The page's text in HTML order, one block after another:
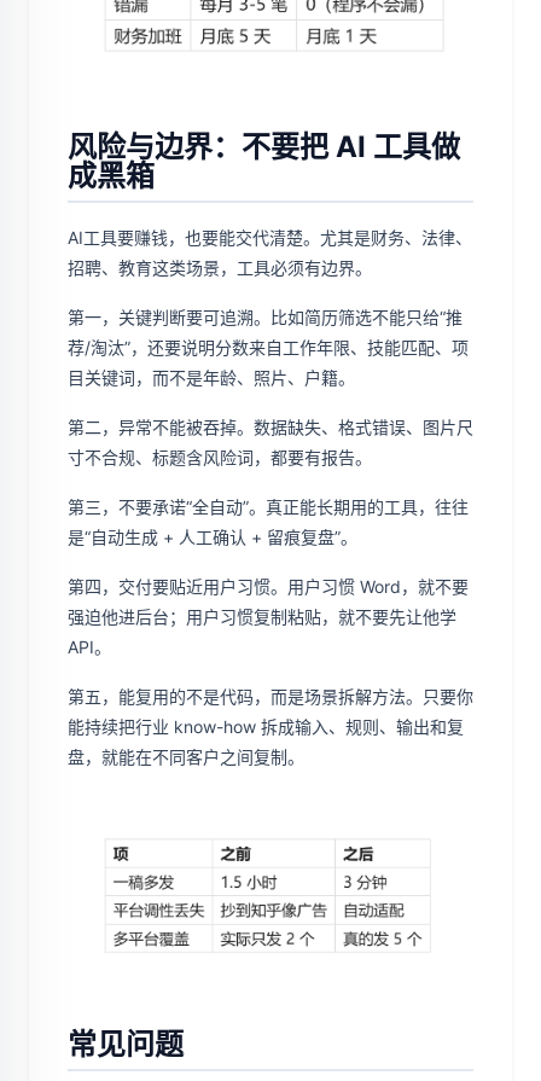
风险与边界：不要把 AI 工具做
成黑箱
AI工具要赚钱，也要能交代清楚。尤其是财务、法律、
招聘、教育这类场景，工具必须有边界。
第一，关键判断要可追溯。比如简历筛选不能只给“推
荐/淘汰”，还要说明分数来自工作年限、技能匹配、项
目关键词，而不是年龄、照片、户籍。
第二，异常不能被吞掉。数据缺失、格式错误、图片尺
寸不合规、标题含风险词，都要有报告。
第三，不要承诺“全自动”。真正能长期用的工具，往往
是“自动生成 + 人工确认 + 留痕复盘”。
第四，交付要贴近用户习惯。用户习惯 Word，就不要
强迫他进后台；用户习惯复制粘贴，就不要先让他学
API。
第五，能复用的不是代码，而是场景拆解方法。只要你
能持续把行业 know-how 拆成输入、规则、输出和复
盘，就能在不同客户之间复制。
常见问题